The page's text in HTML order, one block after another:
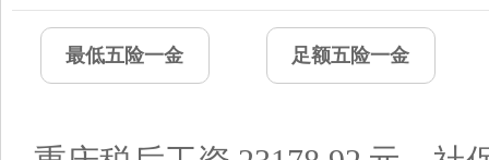
最低五险一金 足额五险一金